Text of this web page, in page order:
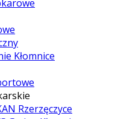
Kłomnice
Rzerzęczyce